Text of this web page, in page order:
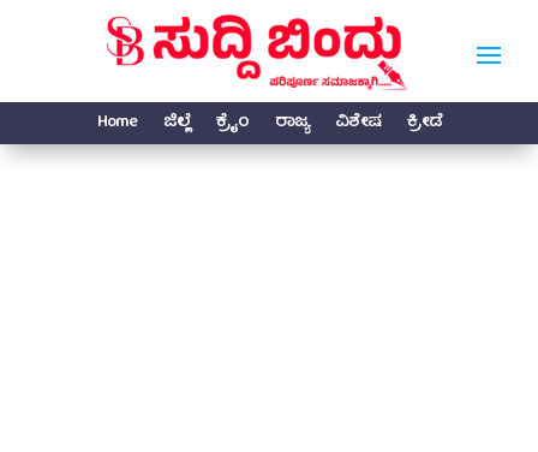
Home ಜಿಲ್ಲೆ ಕ್ರೈಂ ರಾಜ್ಯ ವಿಶೇಷ ಕ್ರೀಡೆ